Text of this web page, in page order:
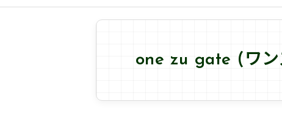
one zu gate (ワ